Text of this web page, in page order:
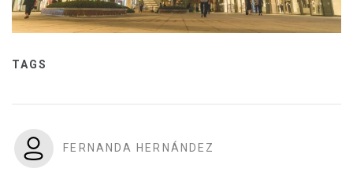
TAGS
FERNANDA HERNÁNDEZ